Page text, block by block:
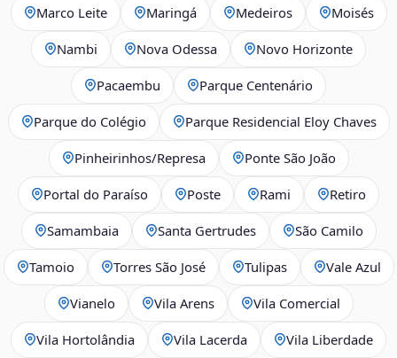
Marco Leite Maringá Medeiros Moisés
Nambi Nova Odessa Novo Horizonte
Pacaembu Parque Centenário
Parque do Colégio Parque Residencial Eloy Chaves
Pinheirinhos/Represa Ponte São João
Portal do Paraíso Poste Rami Retiro
Samambaia Santa Gertrudes São Camilo
Tamoio Torres São José Tulipas Vale Azul
Vianelo Vila Arens Vila Comercial
Vila Hortolândia Vila Lacerda Vila Liberdade